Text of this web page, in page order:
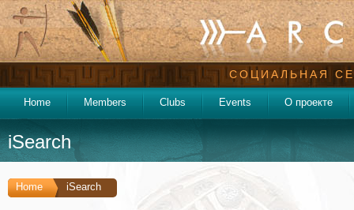
СОЦИАЛЬНАЯ
Home Members Clubs Events О проекте
iSearch
Home iSearch